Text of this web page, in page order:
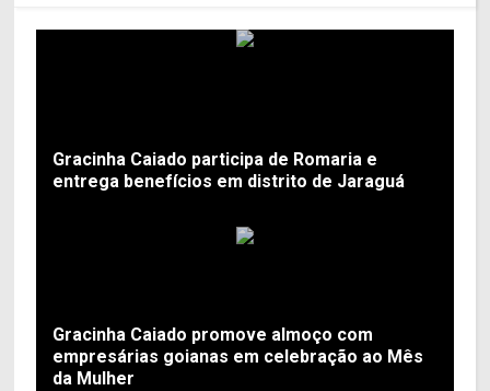
Gracinha Caiado participa de Romaria e
entrega benefícios em distrito de Jaraguá
Gracinha Caiado promove almoço com
empresárias goianas em celebração ao Mês
da Mulher